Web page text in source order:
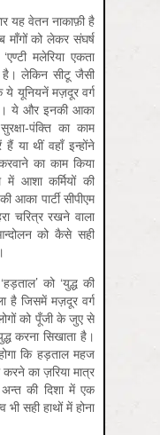
यह वेतन नाकाफ़ी है
माँगों को लेकर संघर्ष
मलेरिया एकता
है। लेकिन सीटू जैसी
ये यूनियनें मज़दूर वर्ग
हैं। ये और इनकी आका
पंक्ति का काम
या थीं वहाँ इन्होंने
का काम किया
आशा कर्मियों की
पार्टी सीपीएम
चरित्र रखने वाला
को कैसे सही
को ‘युद्ध की
है जिसमें मज़दूर वर्ग
को पूँजी के जुए से
करना सिखाता है।
कि हड़ताल महज
करने का ज़रिया मात्र
की दिशा में एक
सही हाथों में होना